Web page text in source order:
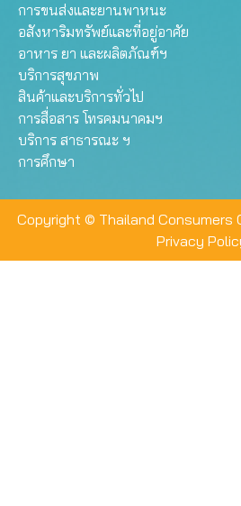
การขนส่งและยานพาหนะ
อสังหาริมทรัพย์และที่อยู่อาศัย
อาหาร ยา และผลิตภัณฑ์ฯ
บริการสุขภาพ
สินค้าและบริการทั่วไป
การสื่อสาร โทรคมนาคมฯ
บริการ สาธารณะ ฯ
การศึกษา
Copyright © Thailand Consumers
Privacy